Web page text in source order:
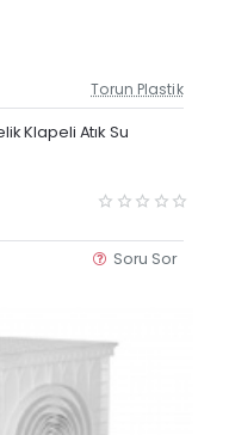
Güncel Fiyat
Torun Plastik
Klapeli Atık Su
Soru Sor